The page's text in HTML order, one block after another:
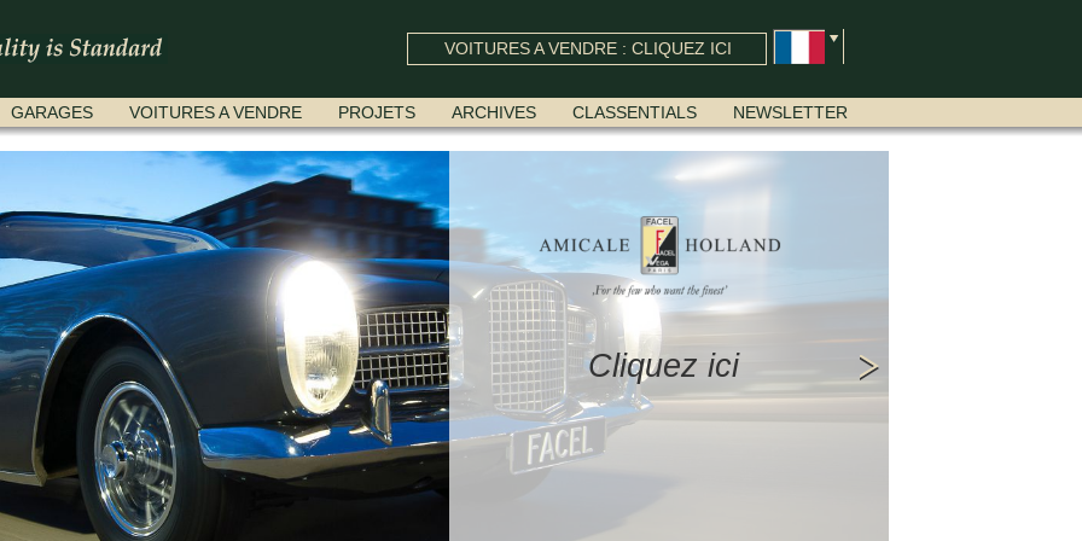
VOITURES A VENDRE : CLIQUEZ ICI
GARAGES VOITURES A VENDRE PROJETS ARCHIVES CLASSENTIALS NEWSLETTER
Cliquez ici